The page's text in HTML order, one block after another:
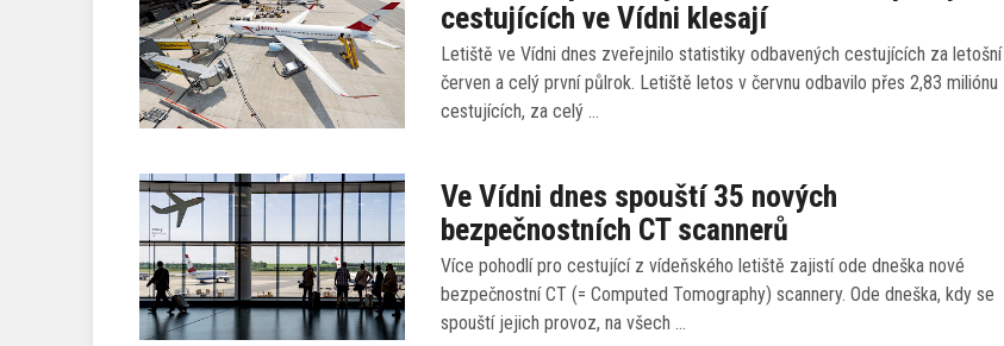
cestujících ve Vídni klesají
Letiště ve Vídni dnes zveřejnilo statistiky odbavených cestujících za letošní
červen a celý první půlrok. Letiště letos v červnu odbavilo přes 2,83 miliónu
cestujících, za celý …
Ve Vídni dnes spouští 35 nových
bezpečnostních CT scannerů
Více pohodlí pro cestující z vídeňského letiště zajistí ode dneška nové
bezpečnostní CT (= Computed Tomography) scannery. Ode dneška, kdy se
spouští jejich provoz, na všech …